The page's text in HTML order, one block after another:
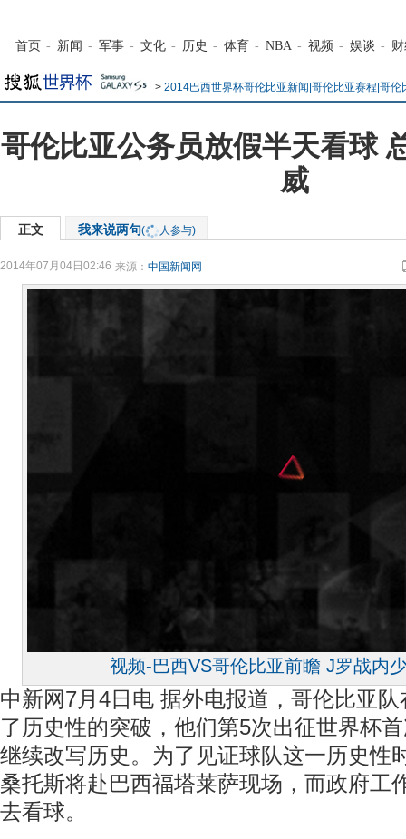
首页 - 新闻 - 军事 - 文化 - 历史 - 体育 - NBA - 视频 - 娱谈 -
> 2014巴西世界杯哥伦比亚新闻|哥伦比亚赛程|哥伦
哥伦比亚公务员放假半天看球
威
正文 我来说两句( 人参与)
2014年07月04日02:46 来源： 中国新闻网
视频-巴西VS哥伦比亚前瞻 J罗战内
中新网7月4日电 据外电报道，哥伦比亚
了历史性的突破，他们第5次出征世界杯
继续改写历史。为了见证球队这一历史性
桑托斯将赴巴西福塔莱萨现场，而政府工
去看球。